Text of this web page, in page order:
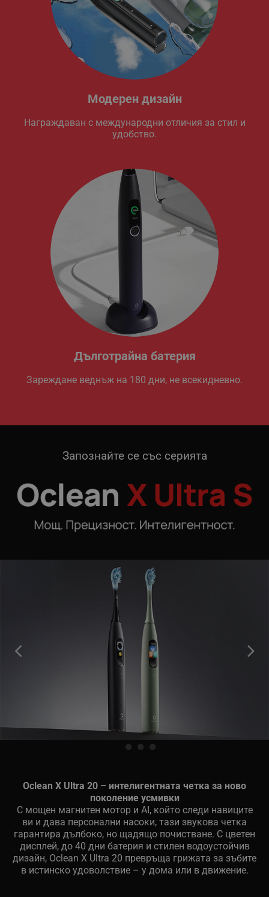
Модерен дизайн
Награждаван с международни отличия за стил и
удобство.
Дълготрайна батерия
Зареждане веднъж на 180 дни, не всекидневно.
Запознайте се със серията
Oclean X Ultra 20 – интелигентната четка за ново
поколение усмивки
С мощен магнитен мотор и AI, който следи навиците
ви и дава персонални насоки, тази звукова четка
гарантира дълбоко, но щадящо почистване. С цветен
дисплей, до 40 дни батерия и стилен водоустойчив
дизайн, Oclean X Ultra 20 превръща грижата за зъбите
в истинско удоволствие – у дома или в движение.